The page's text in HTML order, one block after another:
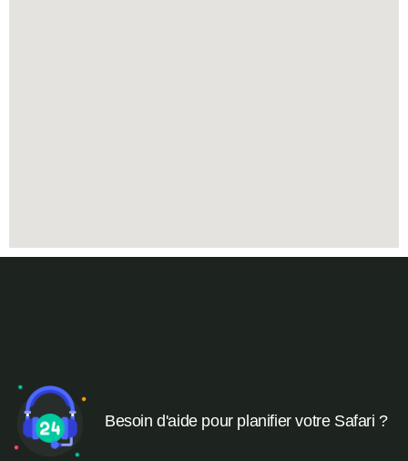
Besoin d'aide pour planifier votre Safari ?